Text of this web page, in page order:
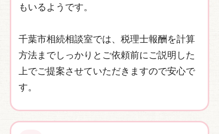
もいるようです。
千葉市相続相談室では、税理士報酬を計算
方法までしっかりとご依頼前にご説明した
上でご提案させていただきますので安心で
す。